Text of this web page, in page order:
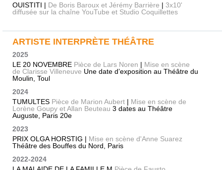
OUISTITI | De Boris Baroux et Jérémy Barrière | 3x10'
diffusée sur la chaîne YouTube et Studio Coquillettes
ARTISTE INTERPRÈTE THÉÂTRE
2025
LE 20 NOVEMBRE Pièce de Lars Noren | Mise en scène
de Clarisse Villeneuve Une date d’exposition au Théâtre du
Moulin, Toul
2024
TUMULTES Pièce de Marion Aubert | Mise en scène de
Lorène Goupy et Allan Beuteau 3 dates au Théâtre
Auguste, Paris 20e
2023
PRIX OLGA HORSTIG | Mise en scène d'Anne Suarez
Théâtre des Bouffes du Nord, Paris
2022-2024